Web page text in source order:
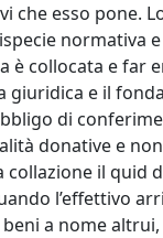
esso pone.
normativa
è collocata e
e il
di
donative e
il
l’effettivo
a nome